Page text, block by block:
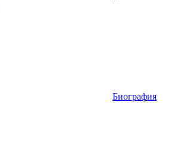
Биография